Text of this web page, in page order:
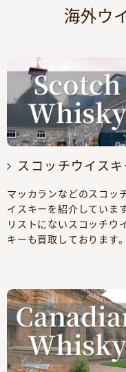
海外ウ
スコッチウイスキ
マッカランなどのスコッ
イスキーを紹介しています
リストにないスコッチウ
キーも買取しております。